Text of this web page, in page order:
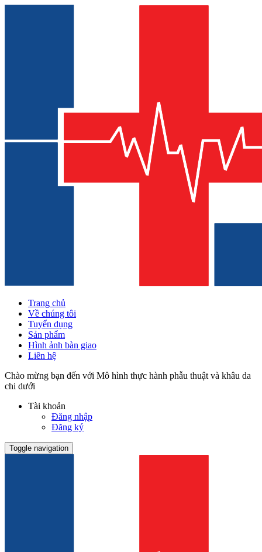
Trang chủ
Về chúng tôi
Tuyển dụng
Sản phẩm
Hình ảnh bàn giao
Liên hệ
Chào mừng bạn đến với Mô hình thực hành phẫu thuật và khâu da
chi dưới
Tài khoản
Đăng nhập
Đăng ký
Toggle navigation